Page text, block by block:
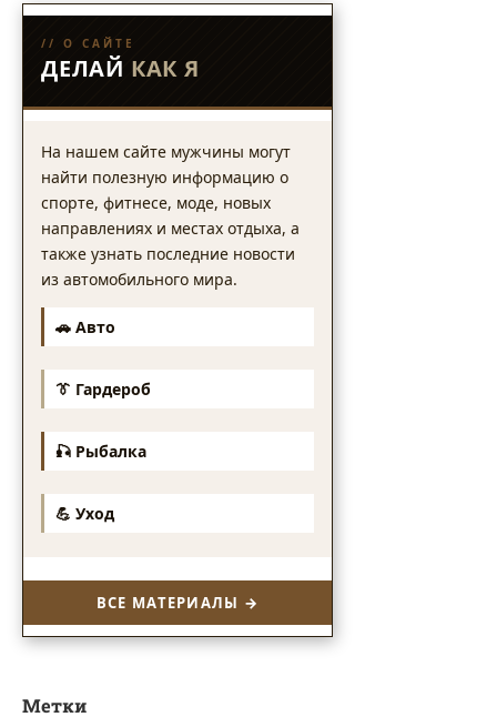
// О САЙТЕ
ДЕЛАЙ КАК Я
На нашем сайте мужчины могут
найти полезную информацию о
спорте, фитнесе, моде, новых
направлениях и местах отдыха, а
также узнать последние новости
из автомобильного мира.
🚗 Авто
👔 Гардероб
🎣 Рыбалка
💪 Уход
ВСЕ МАТЕРИАЛЫ →
Метки